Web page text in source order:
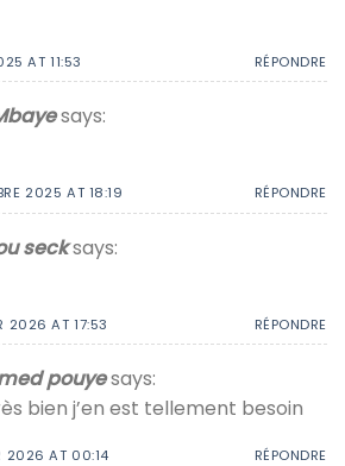
AT 11:53 RÉPONDRE
says:
2025 AT 18:19 RÉPONDRE
secksays:
2026 AT 17:53 RÉPONDRE
pouyesays:
bien j’en est tellement besoin
2026 AT 00:14 RÉPONDRE